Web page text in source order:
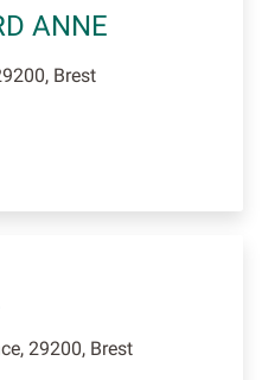
ANNE
Brest
29200, Brest